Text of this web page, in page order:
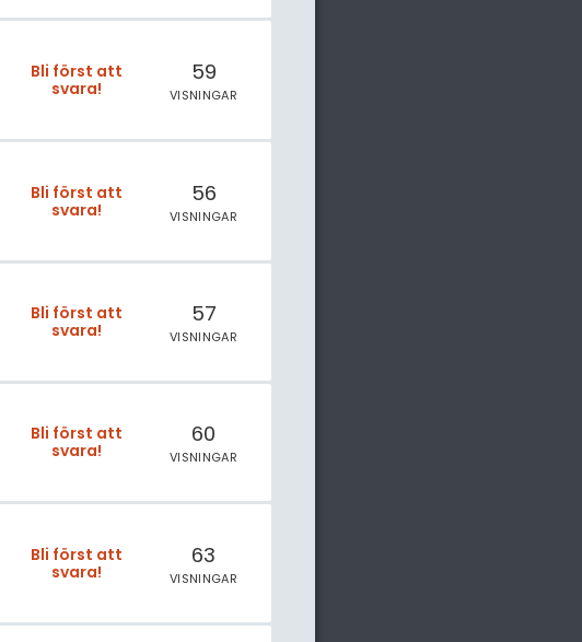
Bli först att
svara!
59
VISNINGAR
Bli först att
svara!
56
VISNINGAR
Bli först att
svara!
57
VISNINGAR
Bli först att
svara!
60
VISNINGAR
Bli först att
svara!
63
VISNINGAR